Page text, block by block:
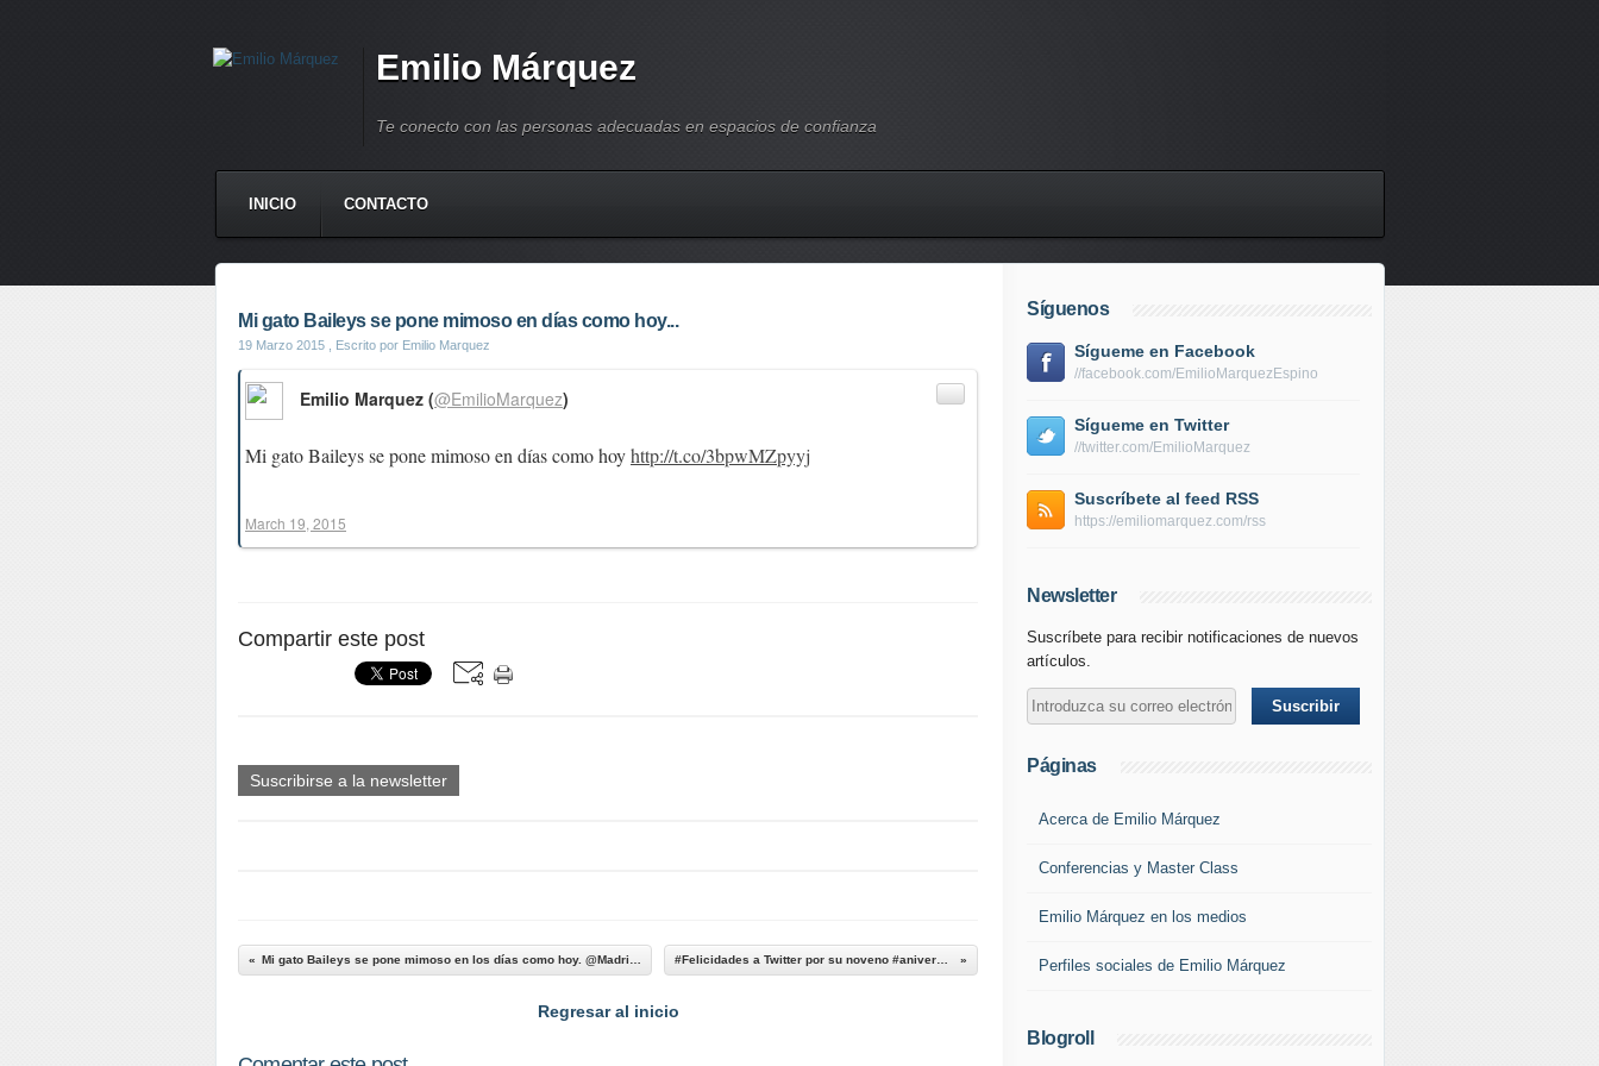
Emilio Márquez
Te conecto con las personas adecuadas en espacios de confianza
INICIO CONTACTO
Mi gato Baileys se pone mimoso en días como hoy...
19 Marzo 2015 , Escrito por Emilio Marquez
Mi gato Baileys se pone mimoso en días como hoyhttp://t.co/3bpwMZpyyj
Emilio Marquez (@EmilioMarquez)
March 19, 2015
Compartir este post
Suscribirse a la newsletter
Regresar al inicio
Síguenos
Sígueme en Facebook
//facebook.com/EmilioMarquezEspino
Sígueme en Twitter
//twitter.com/EmilioMarquez
Suscríbete al feed RSS
https://emiliomarquez.com/rss
Newsletter
Suscríbete para recibir notificaciones de nuevos
artículos.
Páginas
Acerca de Emilio Márquez
Conferencias y Master Class
Emilio Márquez en los medios
Perfiles sociales de Emilio Márquez
Blogroll